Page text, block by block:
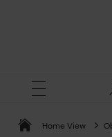
Home View